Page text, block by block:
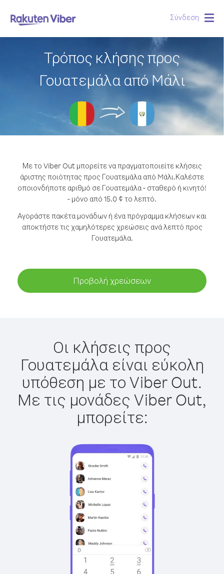
Σύνδεση
Τρόπος κλήσης προς
Γουατεμάλα από Mάλι
Με το Viber Out μπορείτε να πραγματοποιείτε κλήσεις
άριστης ποιότητας προς Γουατεμάλα από Mάλι.Καλέστε
οποιονδήποτε αριθμό σε Γουατεμάλα - σταθερό ή κινητό!
- μόνο από 15.0 ¢ το λεπτό.
Αγοράστε πακέτα μονάδων ή ένα πρόγραμμα κλήσεων και
αποκτήστε τις χαμηλότερες χρεώσεις ανά λεπτό προς
Γουατεμάλα.
Προβολή χρεώσεων
Οι κλήσεις προς
Γουατεμάλα είναι εύκολη
υπόθεση με το Viber Out.
Με τις μονάδες Viber Out,
μπορείτε: